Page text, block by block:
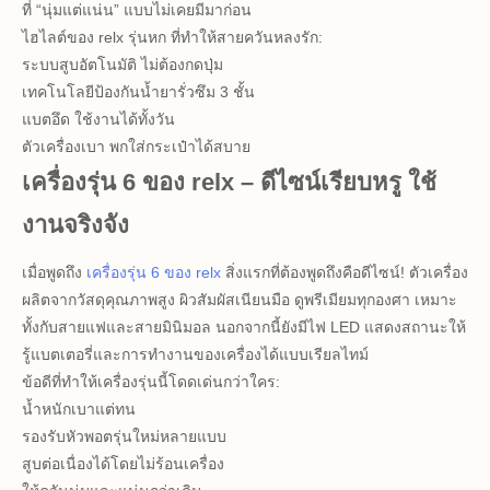
ที่ “นุ่มแต่แน่น” แบบไม่เคยมีมาก่อน
ไฮไลต์ของ relx รุ่นหก ที่ทำให้สายควันหลงรัก:
ระบบสูบอัตโนมัติ ไม่ต้องกดปุ่ม
เทคโนโลยีป้องกันน้ำยารั่วซึม 3 ชั้น
แบตอึด ใช้งานได้ทั้งวัน
ตัวเครื่องเบา พกใส่กระเป๋าได้สบาย
เครื่องรุ่น 6 ของ relx – ดีไซน์เรียบหรู ใช้
งานจริงจัง
เมื่อพูดถึง เครื่องรุ่น 6 ของ relx สิ่งแรกที่ต้องพูดถึงคือดีไซน์! ตัวเครื่อง
ผลิตจากวัสดุคุณภาพสูง ผิวสัมผัสเนียนมือ ดูพรีเมียมทุกองศา เหมาะ
ทั้งกับสายแฟและสายมินิมอล นอกจากนี้ยังมีไฟ LED แสดงสถานะให้
รู้แบตเตอรี่และการทำงานของเครื่องได้แบบเรียลไทม์
ข้อดีที่ทำให้เครื่องรุ่นนี้โดดเด่นกว่าใคร:
น้ำหนักเบาแต่ทน
รองรับหัวพอตรุ่นใหม่หลายแบบ
สูบต่อเนื่องได้โดยไม่ร้อนเครื่อง